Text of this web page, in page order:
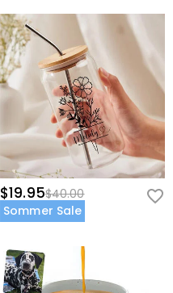
$19.95$40.00
Sommer Sale